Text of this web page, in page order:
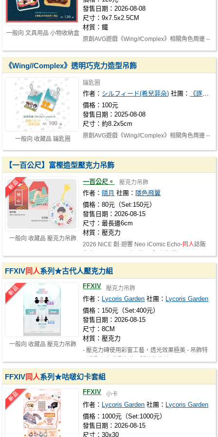
一般向 文具用品 小物收納盒
發售日期：2026-08-08
尺寸：9x7.5x2.5CM
材質：鐵
原創AVG遊戲《Wing//Complex》相關角色周邊 --
一般向 收藏品 鑰匙圈
《Wing//Complex》透明巧克力造型吊飾
鑰匙圈
作者： シルフィード(希兒菲朵) 社團：
《逐風追月》
價格：100元
發售日期：2025-08-08
尺寸：約8.2x5cm
原創AVG遊戲《Wing//Complex》相關角色周邊 --
一般向 收藏品 壓克力吊飾
【一百公尺】富樫造型壓克力吊飾
一百公尺。 壓克力吊飾
作者： 隱月 社團： 隱色飛翼
價格：80元（Set:150元）
發售日期：2026-08-15
尺寸：最長邊6cm
材質：壓克力
2026 NiCE 創·迴響 Neo iComic Echo- 同人誌販
一般向 收藏品 壓克力吊飾
FFXIV同人系列★古代人壓克力組
FFXIV 壓克力吊飾
作者： Lycoris Garden 社團： Lycoris Garden
價格：150元（Set:400元）
發售日期：2026-08-15
尺寸：8CM
材質：壓克力
- 壓克力磚使用彩窗工藝，透光效果極美 - 吊飾特
FFXIV同人系列★咕啵幻卡套組
FFXIV 小卡
作者： Lycoris Garden 社團： Lycoris Garden
價格：1000元（Set:1000元）
發售日期：2026-08-15
尺寸：30x30